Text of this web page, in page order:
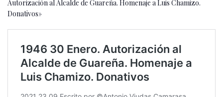
Autorización al Alcalde de Guareña. Homenaje a Luis Chamizo.
Donativos»